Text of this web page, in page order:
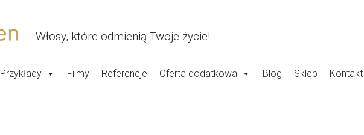
Włosy, które odmienią Twoje życie!
Przykłady Filmy Referencje Oferta dodatkowa Blog Sklep Kontakt